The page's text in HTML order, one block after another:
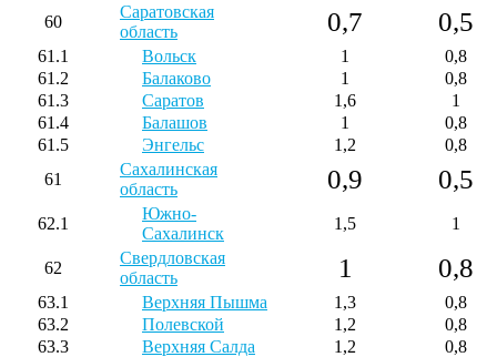
60
Саратовская
область
0,7 0,5
61.1 Вольск 1
0,8
61.2
Балаково 1
0,8
61.3
Саратов 1,6
1
61.4
Балашов 1
0,8
61.5
Энгельс 1,2
0,8
61
Сахалинская
область
0,9 0,5
62.1
Южно-
Сахалинск
1,5 1
62
Свердловская
область
1 0,8
63.1 Верхняя Пышма 1,3
0,8
63.2
Полевской 1,2
0,8
63.3
Верхняя Салда 1,2
0,8